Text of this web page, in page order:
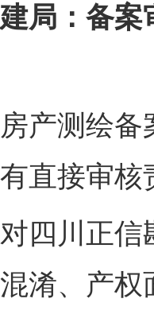
：备案
测绘备
直接审核
川正信
淆、产